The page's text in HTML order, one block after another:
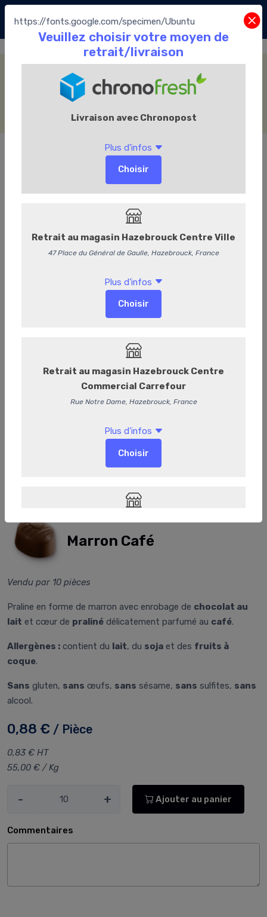
https://fonts.google.com/specimen/Ubuntu
La Boutique
Marron Café
Vendu par 10 pièces
Praline en forme de marron avec enrobage de chocolat au
lait et cœur de praliné délicatement parfumé au café.
Allergènes : contient du lait, du soja et des fruits à
coque.
Sans gluten, sans œufs, sans sésame, sans sulfites, sans
alcool.
0,88 € / Pièce
0,83 € HT
55,00 € / Kg
- + Ajouter au panier
Commentaires